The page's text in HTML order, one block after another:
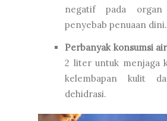
negatif pada
penyebab penuaan dini.
Perbanyak konsumsi
2 liter untuk menjaga
kelembapan kulit
dehidrasi.